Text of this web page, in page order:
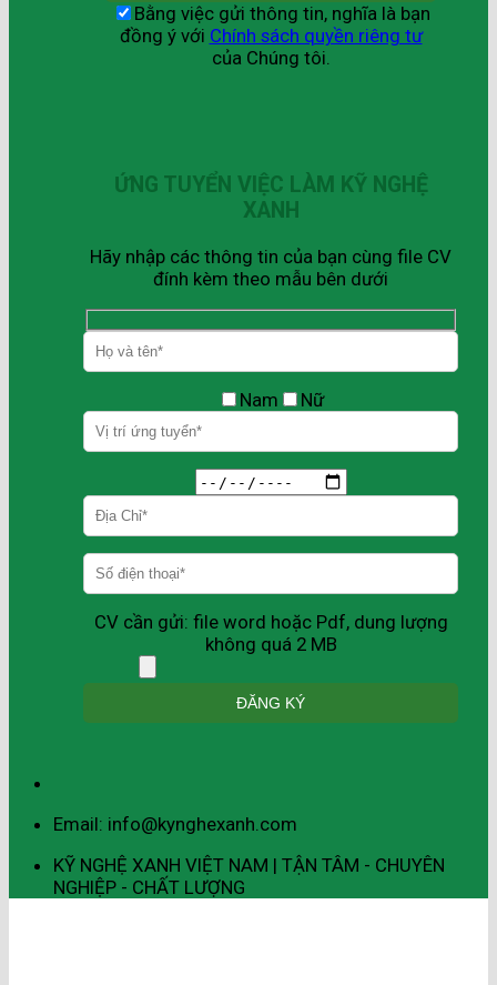
Bằng việc gửi thông tin, nghĩa là bạn
đồng ý với Chính sách quyền riêng tư
của Chúng tôi.
ỨNG TUYỂN VIỆC LÀM KỸ NGHỆ
XANH
Hãy nhập các thông tin của bạn cùng file CV
đính kèm theo mẫu bên dưới
Nam Nữ
CV cần gửi: file word hoặc Pdf, dung lượng
không quá 2 MB
Email: info@kynghexanh.com
KỸ NGHỆ XANH VIỆT NAM | TẬN TÂM - CHUYÊN
NGHIỆP - CHẤT LƯỢNG